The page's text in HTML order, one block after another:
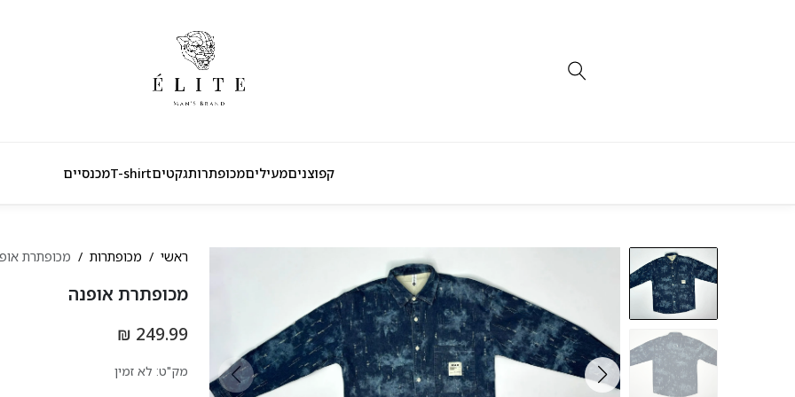
קפוצניםמעיליםמכופתרותגקטיםT-shirtמכנסיים
ראשי מכופתרות מכופתרת
מכופתרת אופנה
249.99 ₪
מק"ט: לא זמין